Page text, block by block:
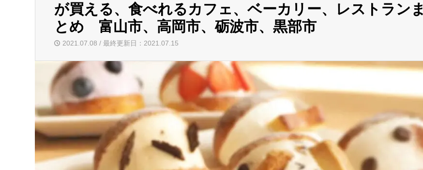
が買える、食べれるカフェ、ベーカリー、レストランま
とめ 富山市、高岡市、砺波市、黒部市
2021.07.08 / 最終更新日：2021.07.15